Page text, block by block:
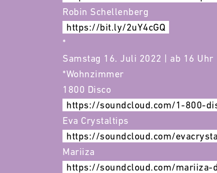
Robin Schellenberg
https://bit.ly/2uY4cGQ
*
Samstag 16. Juli 2022 | ab 16 Uhr
*Wohnzimmer
1800 Disco
https://soundcloud.com/1-800-
Eva Crystaltips
https://soundcloud.com/
Mariiza
https://soundcloud.com/mariiza-